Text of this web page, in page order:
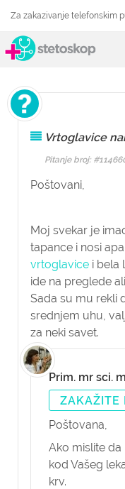
Za zakazivanje telefonskim
Vrtoglavice
Pitanje broj:
Poštovani,
Moj svekar je
tapance i nosi
vrtoglavice i bela
ide na preglede
Sada su mu rekli
srednjem uhu,
za neki savet.
Prim. mr sci.
ZAKAŽITE
Poštovana,
Ako mislite
kod Vašeg
krv.